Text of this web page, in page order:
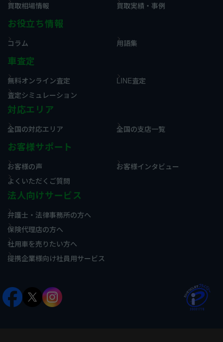
買取相場情報
買取実績・事例
お役立ち情報
コラム 用語集
車査定
無料オンライン査定
LINE査定
査定シミュレーション
対応エリア
全国の対応エリア 全国の支店一覧
お客様サポート
お客様の声
お客様インタビュー
よくいただくご質問
法人向けサービス
弁護士・法律事務所の方へ
保険代理店の方へ
社用車を売りたい方へ
提携企業様向け社員用サービス